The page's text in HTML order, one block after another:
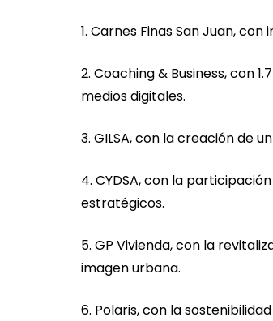
1. Carnes Finas San Juan,
2. Coaching & Business, con
medios digitales.
3. GILSA, con la creación de
4. CYDSA, con la
estratégicos.
5. GP Vivienda, con la
imagen urbana.
6. Polaris, con la